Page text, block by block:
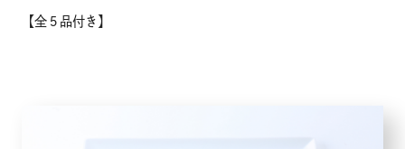
【全５品付き】